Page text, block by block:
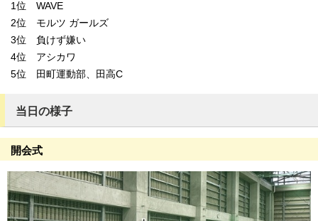
1位 WAVE
2位 モルツ ガールズ
3位 負けず嫌い
4位 アシカワ
5位 田町運動部、田高C
当日の様子
開会式